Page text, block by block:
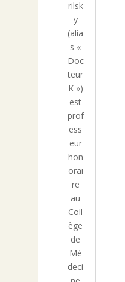
rilsk
y
(alia
s «
Doc
teur
K »)
est
prof
ess
eur
hon
orai
re
au
Coll
ège
de
Mé
deci